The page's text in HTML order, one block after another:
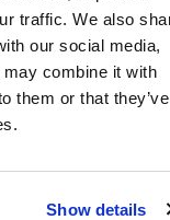
traffic. We also
our social media,
combine it with
them or that they’ve
Show details